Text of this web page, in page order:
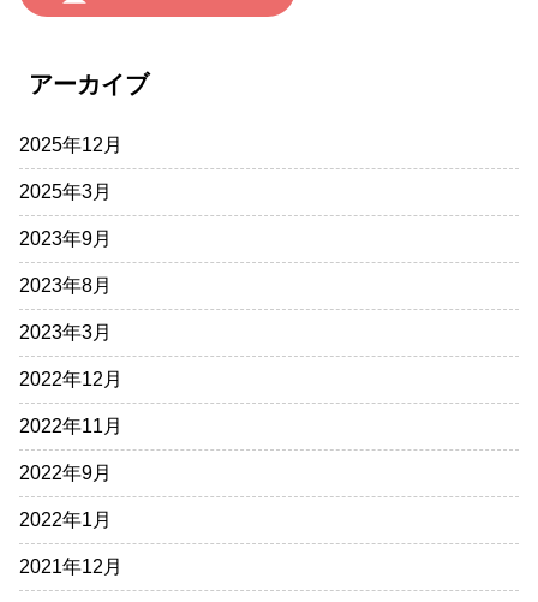
アーカイブ
2025年12月
2025年3月
2023年9月
2023年8月
2023年3月
2022年12月
2022年11月
2022年9月
2022年1月
2021年12月